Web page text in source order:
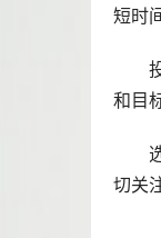
短时
和目
切关